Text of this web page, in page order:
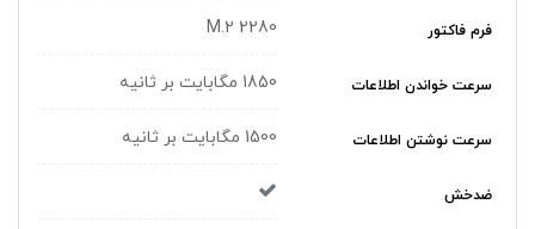
فرم فاکتور M.2 2280
سرعت خواندن اطلاعات 1850 مگابایت بر ثانیه
سرعت نوشتن اطلاعات 1500 مگابایت بر ثانیه
ضدخش